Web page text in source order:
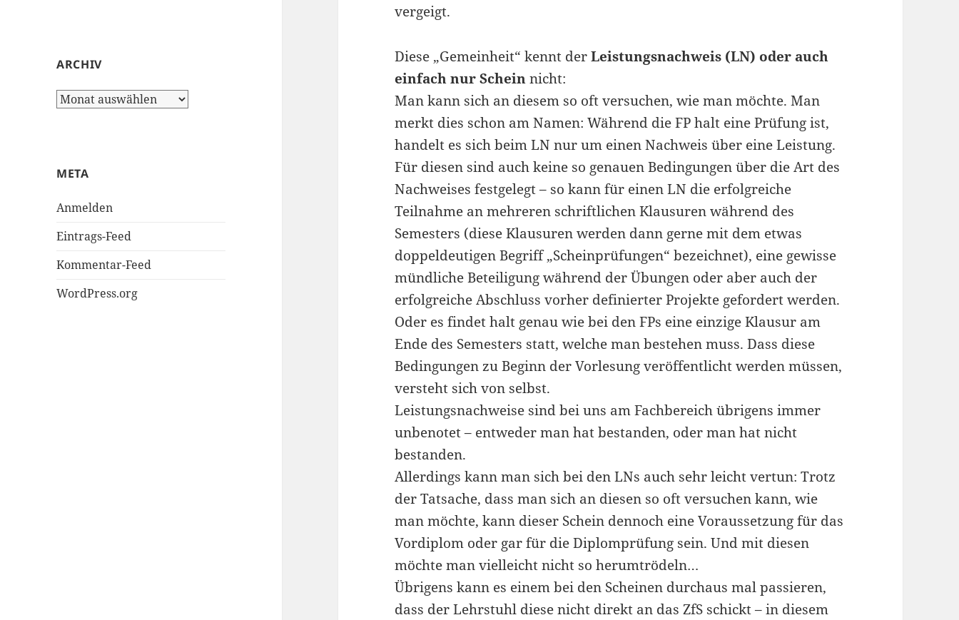
ARCHIV
Archiv
META
Anmelden
Eintrags-Feed
Kommentar-Feed
WordPress.org
vergeigt.
Diese „Gemeinheit“ kennt derLeistungsnachweis (LN) oder auch
einfach nur Scheinnicht:
Man kann sich an diesem so oft versuchen, wie man möchte. Man
merkt dies schon am Namen: Während die FP halt eine Prüfung ist,
handelt es sich beim LN nur um einen Nachweis über eine Leistung.
Für diesen sind auch keine so genauen Bedingungen über die Art des
Nachweises festgelegt – so kann für einen LN die erfolgreiche
Teilnahme an mehreren schriftlichen Klausuren während des
Semesters (diese Klausuren werden dann gerne mit dem etwas
doppeldeutigen Begriff „Scheinprüfungen“ bezeichnet), eine gewisse
mündliche Beteiligung während der Übungen oder aber auch der
erfolgreiche Abschluss vorher definierter Projekte gefordert werden.
Oder es findet halt genau wie bei den FPs eine einzige Klausur am
Ende des Semesters statt, welche man bestehen muss. Dass diese
Bedingungen zu Beginn der Vorlesung veröffentlicht werden müssen,
versteht sich von selbst.
Leistungsnachweise sind bei uns am Fachbereich übrigens immer
unbenotet – entweder man hat bestanden, oder man hat nicht
bestanden.
Allerdings kann man sich bei den LNs auch sehr leicht vertun: Trotz
der Tatsache, dass man sich an diesen so oft versuchen kann, wie
man möchte, kann dieser Schein dennoch eine Voraussetzung für das
Vordiplom oder gar für die Diplomprüfung sein. Und mit diesen
möchte man vielleicht nicht so herumtrödeln…
Übrigens kann es einem bei den Scheinen durchaus mal passieren,
dass der Lehrstuhl diese nicht direkt an das ZfS schickt – in diesem